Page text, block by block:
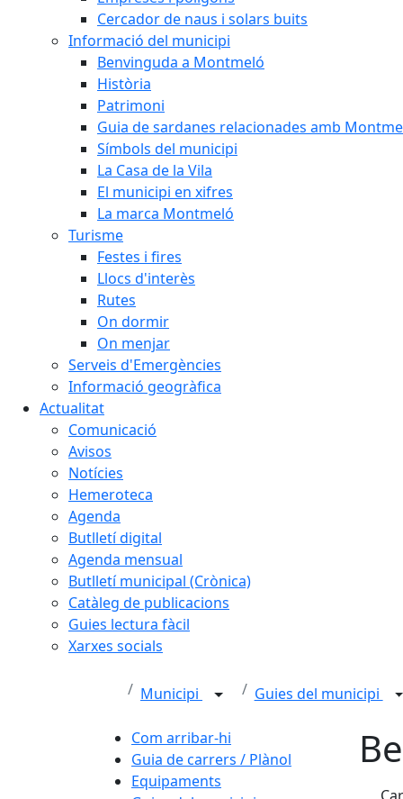
Cercador de naus i solars buits
Informació del municipi
Benvinguda a Montmeló
Història
Patrimoni
Guia de sardanes relacionades amb
Símbols del municipi
La Casa de la Vila
El municipi en xifres
La marca Montmeló
Turisme
Festes i fires
Llocs d'interès
Rutes
On dormir
On menjar
Serveis d'Emergències
Informació geogràfica
Actualitat
Comunicació
Avisos
Notícies
Hemeroteca
Agenda
Butlletí digital
Agenda mensual
Butlletí municipal (Crònica)
Catàleg de publicacions
Guies lectura fàcil
Xarxes socials
Municipi Guies del municipi
Com arribar-hi
Guia de carrers / Plànol
Equipaments